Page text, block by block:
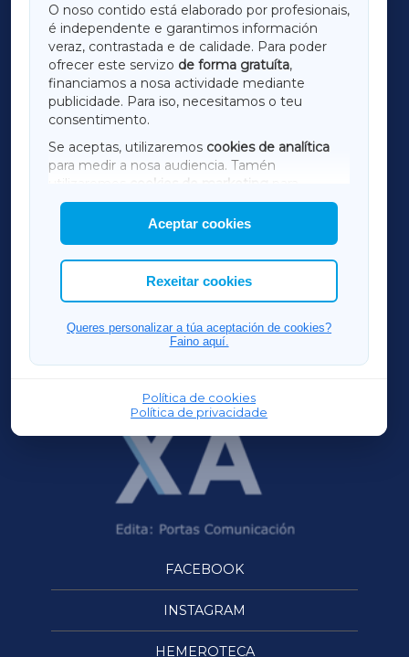
O noso contido está elaborado por profesionais,
é independente e garantimos información
veraz, contrastada e de calidade. Para poder
ofrecer este servizo de forma gratuíta,
financiamos a nosa actividade mediante
publicidade. Para iso, necesitamos o teu
consentimento.
Se aceptas, utilizaremos cookies de analítica
para medir a nosa audiencia. Tamén
utilizaremos
cookies de marketing
mostrar publicidade de terceiros.
Así mesmo, podes personalizar a elección das
cookies que desexas permitir.
Aceptar cookies
Rexeitar cookies
Queres personalizar a túa aceptación de cookies?
Faino aquí.
Política de cookies
Política de privacidade
LUGOXA
TERRACHAXA
AMARIÑAXA
RIBEIRASACRAXA
ACORUÑAXA
FERROLXA
OURENSEXA
FACEBOOK
INSTAGRAM
HEMEROTECA